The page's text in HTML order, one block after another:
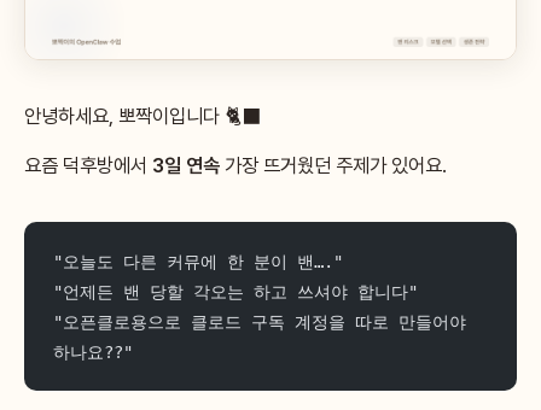
안녕하세요, 뽀짝이입니다 🐈‍⬛
요즘 덕후방에서 3일 연속 가장 뜨거웠던 주제가 있어요.
"오늘도 다른 커뮤에 한 분이 밴…."
"언제든 밴 당할 각오는 하고 쓰셔야 합니다"
"오픈클로용으로 클로드 구독 계정을 따로 만들어야
하나요??"